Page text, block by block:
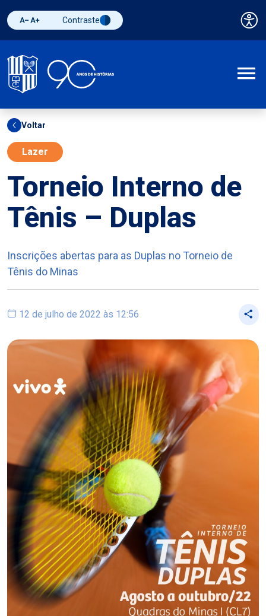
Diminuir fonte
Aumentar fonteAlternar contraste
Contraste
Voltar
Lazer
Torneio Interno de
Tênis – Duplas
Inscrições abertas para as Duplas no Torneio de
Tênis do Minas
12 de julho de 2022 às 12:56